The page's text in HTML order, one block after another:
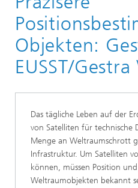
Objekten:
EUSST/
Das tägliche Leben auf der
von Satelliten für technische
Menge an Weltraumschrott
Infrastruktur. Um Satelliten
können, müssen Position
Weltraumobjekten bekannt